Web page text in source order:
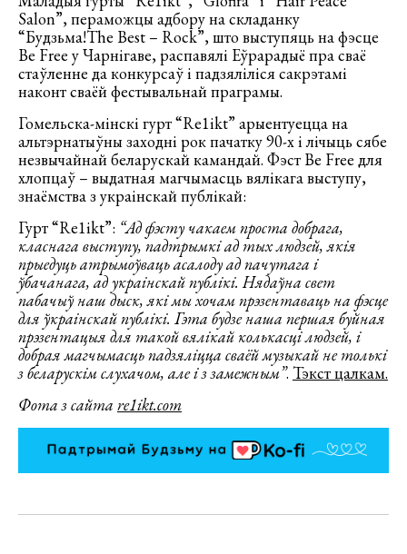
Salon”, пераможцы адбору на складанку
“Будзьма!The Best – Rock”, што выступяць на фэсце
Be Free у Чарнігаве, распавялі Еўрарадыё пра сваё
стаўленне да конкурсаў і падзяліліся сакрэтамі
наконт сваёй фестывальнай праграмы.
Гомельска-мінскі гурт “Re1ikt” арыентуецца на
альтэрнатыўны заходні рок пачатку 90-х і лічыць сябе
незвычайнай беларускай камандай. Фэст Be Free для
хлопцаў – выдатная магчымасць вялікага выступу,
знаёмства з украінскай публікай:
Гурт “Re1ikt”: “Ад фэсту чакаем проста добрага,
класнага выступу, падтрымкі ад тых людзей, якія
прыедуць атрымоўваць асалоду ад пачутага і
ўбачанага, ад украінскай публікі. Нядаўна свет
пабачыў наш дыск, які мы хочам прэзентаваць на фэсце
для ўкраінскай публікі. Гэта будзе наша першая буйная
прэзентацыя для такой вялікай колькасці людзей, і
добрая магчымасць падзяліцца сваёй музыкай не толькі
з беларускім слухачом, але і з замежным”. Тэкст цалкам.
Фота з сайта re1ikt.com